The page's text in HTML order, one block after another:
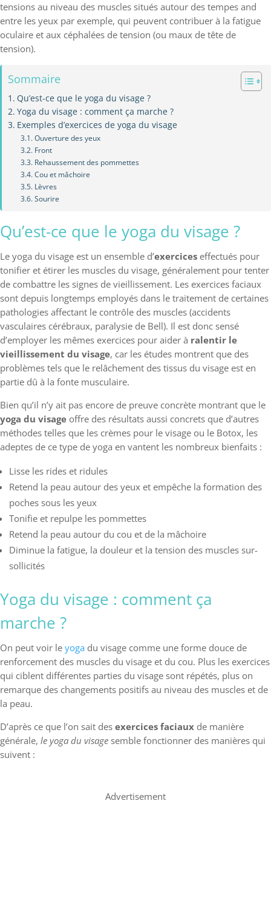
tensions au niveau des muscles situés autour des tempes and
entre les yeux par exemple, qui peuvent contribuer à la fatigue
oculaire et aux céphalées de tension (ou maux de tête de
tension).
Sommaire
Qu’est-ce que le yoga du visage ?
Yoga du visage : comment ça marche ?
Exemples d’exercices de yoga du visage
Ouverture des yeux
Front
Rehaussement des pommettes
Cou et mâchoire
Lèvres
Sourire
Qu’est-ce que le yoga du visage ?
Le yoga du visage est un ensemble d’exercices effectués pour
tonifier et étirer les muscles du visage, généralement pour tenter
de combattre les signes de vieillissement. Les exercices faciaux
sont depuis longtemps employés dans le traitement de certaines
pathologies affectant le contrôle des muscles (accidents
vasculaires cérébraux, paralysie de Bell). Il est donc sensé
d’employer les mêmes exercices pour aider à ralentir le
vieillissement du visage, car les études montrent que des
problèmes tels que le relâchement des tissus du visage est en
partie dû à la fonte musculaire.
Bien qu’il n’y ait pas encore de preuve concrète montrant que le
yoga du visage offre des résultats aussi concrets que d’autres
méthodes telles que les crèmes pour le visage ou le Botox, les
adeptes de ce type de yoga en vantent les nombreux bienfaits :
Lisse les rides et ridules
Retend la peau autour des yeux et empêche la formation des
poches sous les yeux
Tonifie et repulpe les pommettes
Retend la peau autour du cou et de la mâchoire
Diminue la fatigue, la douleur et la tension des muscles sur-
sollicités
Yoga du visage : comment ça
marche ?
On peut voir le yoga du visage comme une forme douce de
renforcement des muscles du visage et du cou. Plus les exercices
qui ciblent différentes parties du visage sont répétés, plus on
remarque des changements positifs au niveau des muscles et de
la peau.
D’après ce que l’on sait des exercices faciaux de manière
générale, le yoga du visage semble fonctionner des manières qui
suivent :
Advertisement